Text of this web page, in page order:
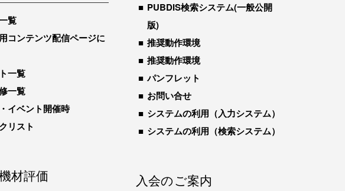
覧
コンテンツ配信ページに
一覧
一覧
イベント開催時
リスト
材評価
PUBDIS検索システム(一般公開
版)
推奨動作環境
推奨動作環境
パンフレット
お問い合せ
システムの利用（入力システム）
システムの利用（検索システム）
入会のご案内